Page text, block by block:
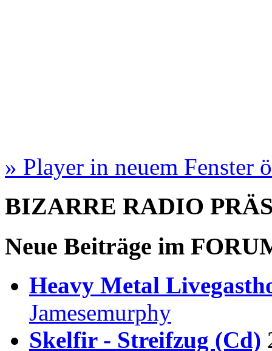
» Player in neuem Fenster
BIZARRE RADIO
Neue Beiträge im
Heavy Metal
Jamesemurphy
Skelfir - Streifzug (Cd)